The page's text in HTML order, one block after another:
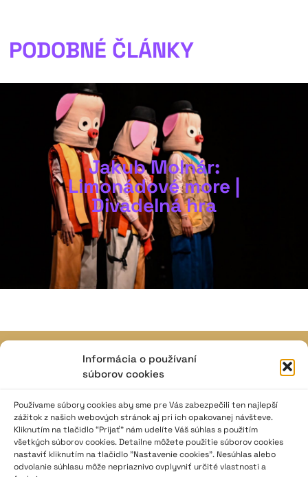
Informácia o používaní
súborov cookies
Používame súbory cookies aby sme pre Vás zabezpečili ten najlepší
zážitok z našich webových stránok aj pri ich opakovanej návšteve.
Kliknutím na tlačidlo “Prijať” nám udelíte Váš súhlas s použitím
všetkých súborov cookies. Detailne môžete použitie súborov cookies
nastaviť kliknutím na tlačidlo "Nastavenie cookies". Nesúhlas alebo
odvolanie súhlasu môže nepriaznivo ovplyvniť určité vlastnosti a
PODOBNÉ ČLÁNKY
Jakub Molnár:
Limonádové more |
Divadelná hra
e-mail: javisko.noc@nocka.sk
Nám. SNP č. 12, 812 34 Bratislava 1
Slovenská republika